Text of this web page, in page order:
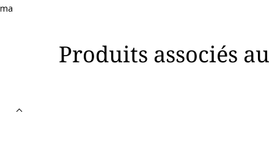
Produits associés